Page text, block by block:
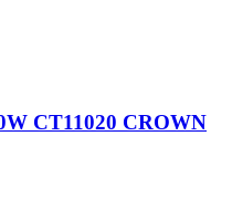
CT11020 CROWN